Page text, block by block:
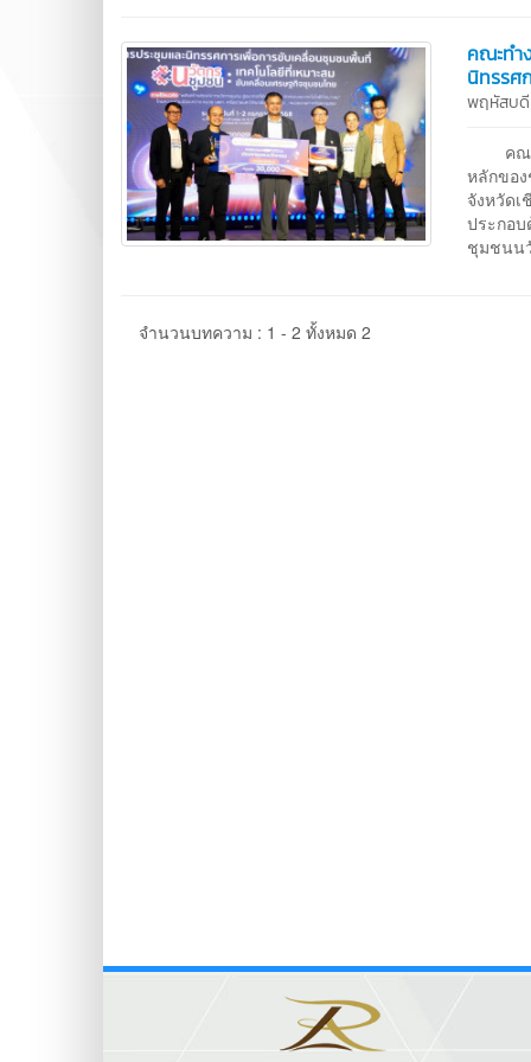
คณะทำ
นิทรรศ
พฤหัสบ
คณะท
หลักขอ
จังหวัด
ประกอ
ชุมชนน
จำนวนบทความ : 1 - 2 ทั้งหมด 2